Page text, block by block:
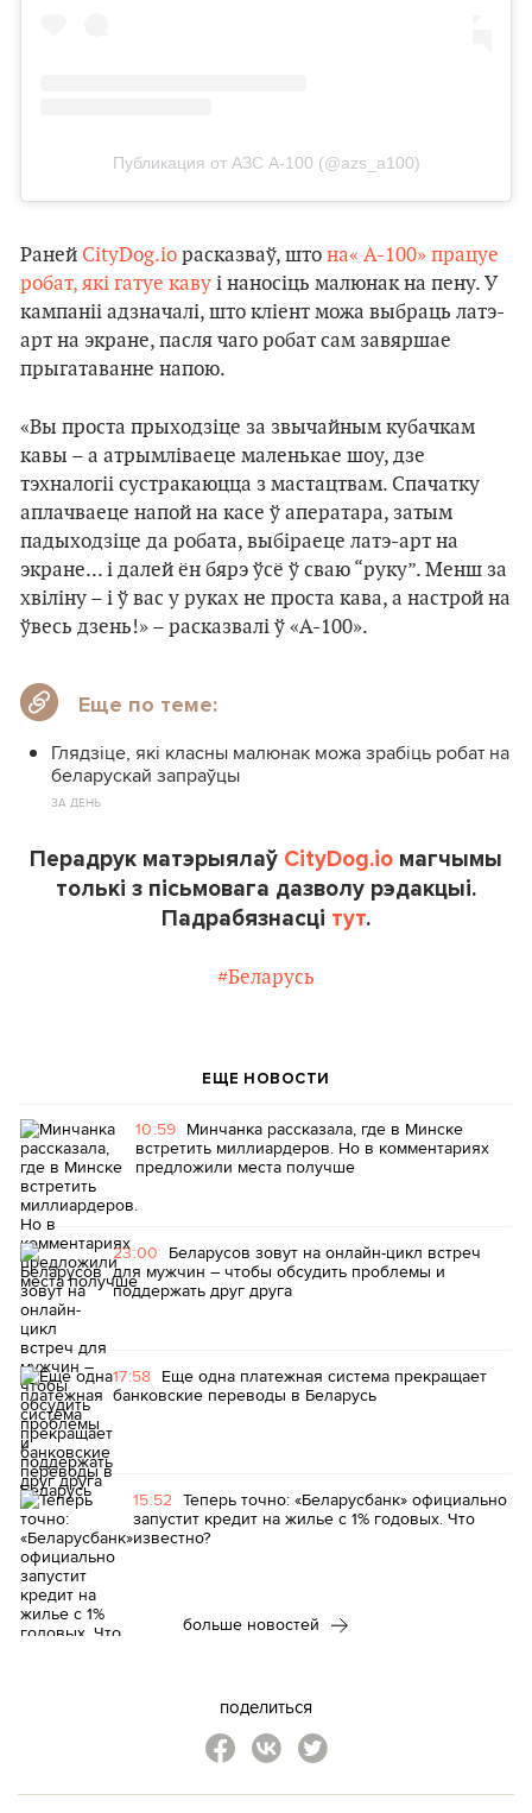
Публикация от АЗС А-100 (@azs_a100)
Раней CityDog.io расказваў, што на« А-100» працуе
робат, які гатуе каву і наносіць малюнак на пену. У
кампаніі адзначалі, што кліент можа выбраць латэ-
арт на экране, пасля чаго робат сам завяршае
прыгатаванне напою.
«Вы проста прыходзіце за звычайным кубачкам
кавы – а атрымліваеце маленькае шоу, дзе
тэхналогіі сустракаюцца з мастацтвам. Спачатку
аплачваеце напой на касе ў аператара, затым
падыходзіце да робата, выбіраеце латэ-арт на
экране... і далей ён бярэ ўсё ў сваю “руку”. Менш за
хвіліну – і ў вас у руках не проста кава, а настрой на
ўвесь дзень!» – расказвалі ў «А-100».
Еще по теме:
Глядзіце, які класны малюнак можа зрабіць робат на
беларускай запраўцы
ЗА ДЕНЬ
Перадрук матэрыялаў CityDog.io магчымы
толькі з пісьмовага дазволу рэдакцыі.
Падрабязнасці тут.
#Беларусь
ЕЩЕ НОВОСТИ
10:59 Минчанка рассказала, где в Минске
встретить миллиардеров. Но в комментариях
предложили места получше
23:00 Беларусов зовут на онлайн-цикл встреч
для мужчин – чтобы обсудить проблемы и
поддержать друг друга
17:58 Еще одна платежная система прекращает
банковские переводы в Беларусь
15:52 Теперь точно: «Беларусбанк» официально
запустит кредит на жилье с 1% годовых. Что
известно?
больше новостей
поделиться